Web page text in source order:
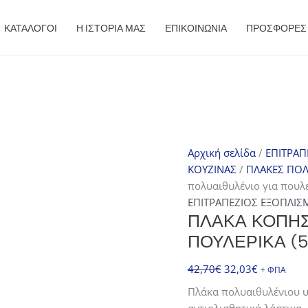
ΚΑΤΑΛΟΓΟΙ Η ΙΣΤΟΡΙΑ ΜΑΣ ΕΠΙΚΟΙΝΩΝΙΑ ΠΡΟΣΦΟΡΈΣ
Αρχική σελίδα/
ΚΟΥΖΙΝΑΣ/ ΠΛΑΚΕΣ
πολυαιθυλένιο για
ΕΠΙΤΡΑΠΕΖΙΟΣ
ΠΛΆΚΑ
ΠΟΥΛΕΡΙΚΆ
42,70€ Original
price
was:
32,03€Η
τρέχουσα
τιμή
+ ΦΠΑ
Πλάκα πολυαιθυλένιου